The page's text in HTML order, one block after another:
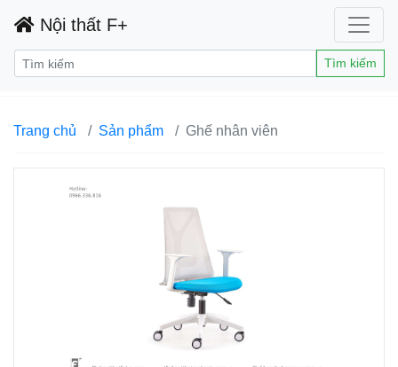
Nội thất F+
Tìm kiếm
Trang chủ Sản phẩm Ghế nhân viên